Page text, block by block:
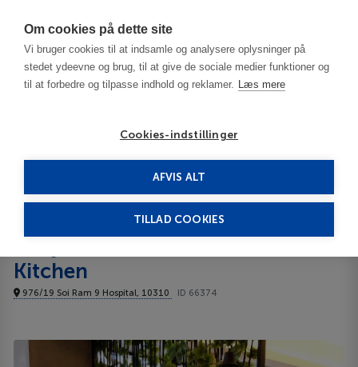
Om cookies på dette site
Vi bruger cookies til at indsamle og analysere oplysninger på
stedet ydeevne og brug, til at give de sociale medier funktioner og
til at forbedre og tilpasse indhold og reklamer. Læs mere
Cookies-indstillinger
AFVIS ALT
TILLAD COOKIES
Bangkok
Cozy At 9 Hotel And Kitchen 3***
Kitchen
976/19 Soi Ram 9 Hospital, 10310 ID 66374